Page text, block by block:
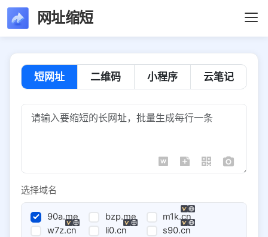
网址缩短
短网址 二维码 小程序 云笔记
选择域名
90a.me bzp.me
m1k.cn
w7z.cn
li0.cn s90.cn